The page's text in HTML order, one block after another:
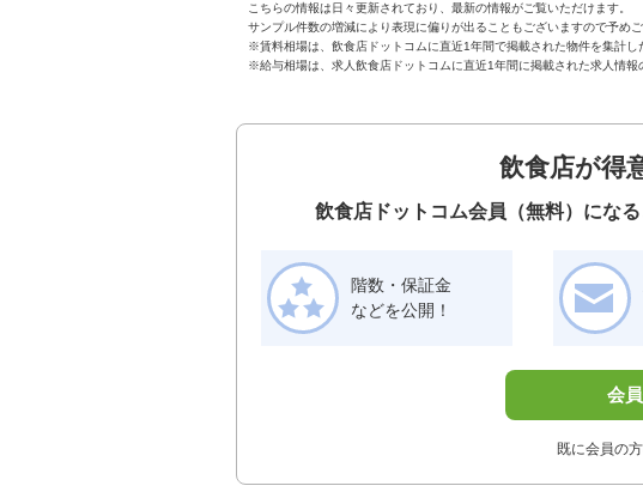
こちらの情報は日々更新されており、最新の情報がご覧いただけます。
サンプル件数の増減により表現に偏りが出ることもございますので予めご
※賃料相場は、飲食店ドットコムに直近1年間で掲載された物件を集計し
※給与相場は、求人飲食店ドットコムに直近1年間に掲載された求人情報
飲食店が得
飲食店ドットコム会員（無料）になる
階数・保証金
などを公開！
会
既に会員の